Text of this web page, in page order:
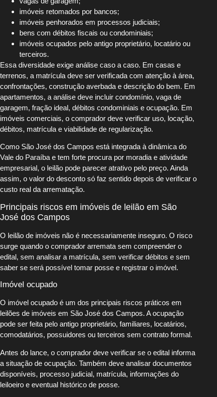
imóveis retomados por bancos;
imóveis penhorados em processos judiciais;
bens com débitos fiscais ou condominiais;
imóveis ocupados pelo antigo proprietário, locatário ou
terceiros.
Essa diversidade exige análise caso a caso. Em casas e
terrenos, a matrícula deve ser verificada com atenção à área,
confrontações, construção averbada e descrição do bem. Em
apartamentos, a análise deve incluir condomínio, vaga de
garagem, fração ideal, débitos condominiais e ocupação. Em
imóveis comerciais, o comprador deve verificar uso, locação,
débitos, matrícula e viabilidade de regularização.
Como São José dos Campos está integrada à dinâmica do
Vale do Paraíba e tem forte procura por moradia e atividade
empresarial, o leilão pode parecer atrativo pelo preço. Ainda
assim, o valor do desconto só faz sentido depois de verificar o
custo real da arrematação.
Principais riscos em imóveis de leilão em São
José dos Campos
O leilão de imóveis não é necessariamente inseguro. O risco
surge quando o comprador arremata sem compreender o
edital, sem analisar a matrícula, sem verificar débitos e sem
saber se será possível tomar posse e registrar o imóvel.
Imóvel ocupado
O imóvel ocupado é um dos principais riscos práticos em
leilões de imóveis em São José dos Campos. A ocupação
pode ser feita pelo antigo proprietário, familiares, locatários,
comodatários, possuidores ou terceiros sem contrato formal.
Antes do lance, o comprador deve verificar se o edital informa
a situação de ocupação. Também deve analisar documentos
disponíveis, processo judicial, matrícula, informações do
leiloeiro e eventual histórico de posse.